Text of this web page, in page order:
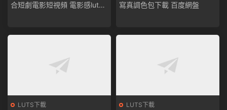
合短劇電影短視頻 電影感luts
寫真調色包下載 百度網盤
LUTS下載 LUTS下載